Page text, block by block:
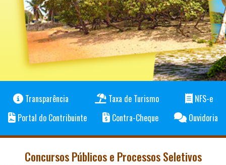
Transparência Taxa de Turismo
NFS-e
Portal do Contribuinte
Contra-Cheque Ouvidoria
Concursos Públicos e Processos Seletivos